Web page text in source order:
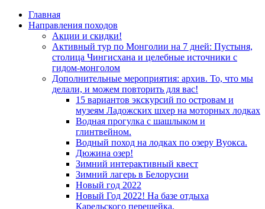
Главная
Направления походов
Акции и скидки!
Активный тур по Монголии на 7 дней: Пустыня,
столица Чингисхана и целебные источники с
гидом-монголом
Дополнительные мероприятия: архив. То, что мы
делали, и можем повторить для вас!
15 вариантов экскурсий по островам и
музеям Ладожских шхер на моторных лодках
Водная прогулка с шашлыком и
глинтвейном.
Водный поход на лодках по озеру Вуокса.
Дюжина озер!
Зимний интерактивный квест
Зимний лагерь в Белорусии
Новый год 2022
Новый Год 2022! На базе отдыха
Карельского перешейка.